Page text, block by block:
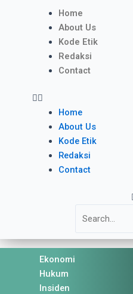
Home
About Us
Kode Etik
Redaksi
Contact
Menu
Home
About Us
Kode Etik
Redaksi
Contact
Ekonomi
Hukum
Insiden